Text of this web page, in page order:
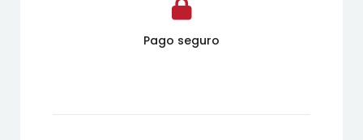
Pago seguro